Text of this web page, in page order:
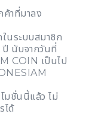
ค้าที่มาลง
นระบบสมาชิก
ปี นับจากวันที่
COIN เป็นไป
มชั่นนี้แล้ว ไม่
ได้